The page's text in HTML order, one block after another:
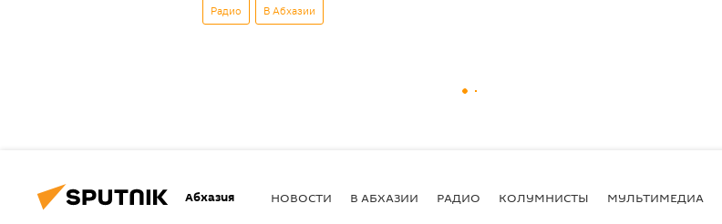
Радио В Абхазии
Абхазия НОВОСТИ В АБХАЗИИ РАДИО КОЛУМНИСТЫ МУЛЬТИМЕДИА